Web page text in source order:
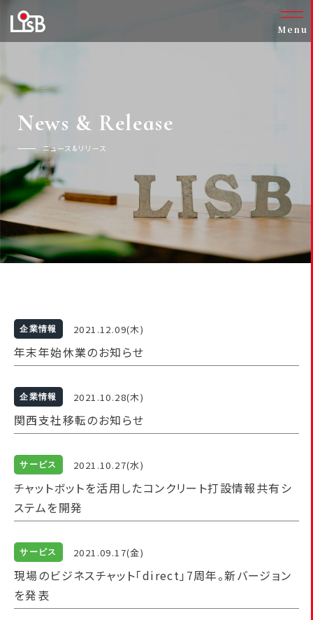
Menu
News & Release
ニュース&リリース
2021.12.09(木)
企業情報
年末年始休業のお知らせ
2021.10.28(木)
企業情報
関西支社移転のお知らせ
2021.10.27(水)
サービス
チャットボットを活用したコンクリート打設情報共有シ
ステムを開発
2021.09.17(金)
サービス
現場のビジネスチャット「direct」7周年。新バージョン
を発表